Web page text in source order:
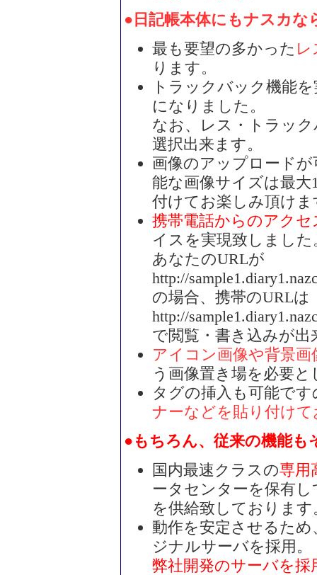
●日記帳本体にもナスカな
最も要望の多かった レ
ります。
トラックバック機能
になりました。
なお、レス・トラッ
選択出来ます。
画像のアップロード
能な画像サイズは最大
付けてお楽しみ頂けま
携帯電話からのアクセ
イスを実現致しました
あなたのURLが
http://
の場合、携帯のURLは
http://
で閲覧・書き込みが出
アイコン画像や背景
う画像置き場を必要
タグの挿入も可能です
ナーなどを貼り付け
●もちろん、従来の機能
国内最速クラスの専用
ータセンターを保有
を供給致しております
動作を安定させるた
ジナルサーバを採用。
弊社開発のサーバを